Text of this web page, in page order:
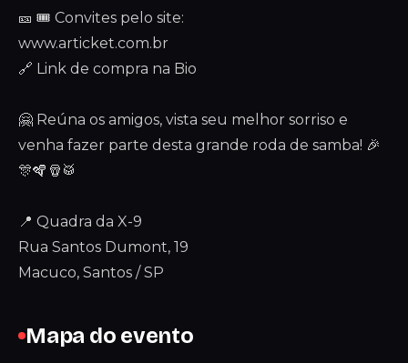
🎫 🎟️ Convites pelo site:
www.articket.com.br
🔗 Link de compra na Bio
🤗 Reúna os amigos, vista seu melhor sorriso e
venha fazer parte desta grande roda de samba! 🎉
🎊🪇🪘🥁
📍 Quadra da X-9
Rua Santos Dumont, 19
Macuco, Santos / SP
Mapa do evento